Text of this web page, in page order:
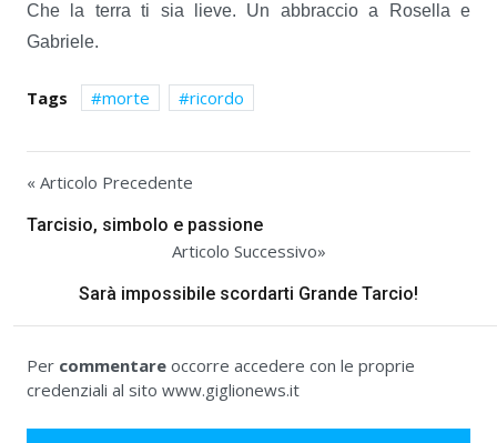
Che la terra ti sia lieve. Un abbraccio a Rosella e
Gabriele.
Tags morte ricordo
« Articolo Precedente
Tarcisio, simbolo e passione
Articolo Successivo»
Sarà impossibile scordarti Grande Tarcio!
Per commentare occorre accedere con le proprie
credenziali al sito www.giglionews.it